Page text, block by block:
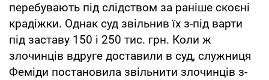
перебувають під слідством за раніше скоєні
крадіжки. Однак суд звільнив їх з-під варти
під заставу 150 і 250 тис. грн. Коли ж
злочинців вдруге доставили в суд, служниця
Феміди постановила звільнити злочинців з-